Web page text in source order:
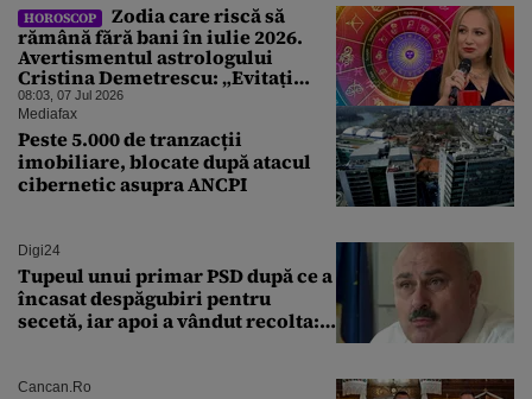
HOROSCOP
Zodia care riscă să
rămână fără bani în iulie 2026.
Avertismentul astrologului
Cristina Demetrescu: „Evitați
cheltuielile făcute pentru
aparențe!”
08:03, 07 Jul 2026
Mediafax
Peste 5.000 de tranzacții
imobiliare, blocate după atacul
cibernetic asupra ANCPI
Digi24
Tupeul unui primar PSD după ce a
încasat despăgubiri pentru
secetă, iar apoi a vândut recolta:
Cancan.ro